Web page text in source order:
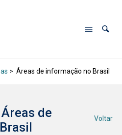
> Áreas de informação no Brasil
Áreas de
Voltar